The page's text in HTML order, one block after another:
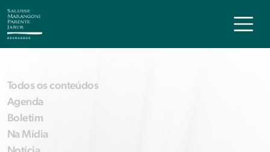
Todos os conteúdos
Agenda
Boletim
Na Mídia